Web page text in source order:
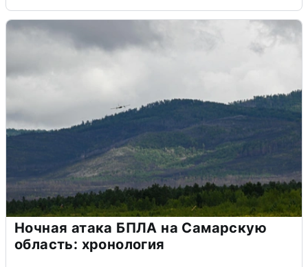
Ночная атака БПЛА на Самарскую
область: хронология